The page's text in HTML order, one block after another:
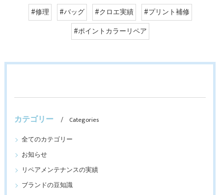
#修理 #バッグ #クロエ実績
#プリント補修
#ポイントカラーリペア
カテゴリー
Categories
全てのカテゴリー
お知らせ
リペアメンテナンスの実績
ブランドの豆知識